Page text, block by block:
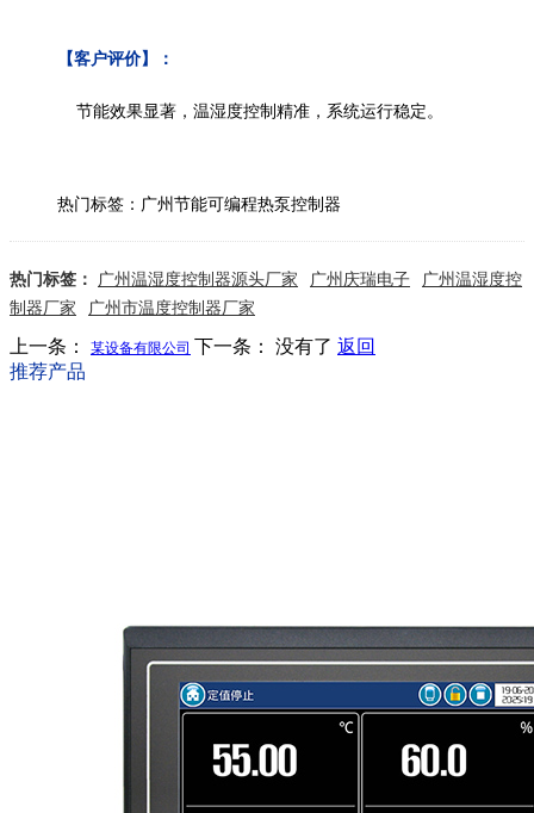
【客户评价】：
节能效果显著，温湿度控制精准，系统运行稳定。
热门标签：广州节能可编程热泵控制器
热门标签： 广州温湿度控制器源头厂家 广州庆瑞电子
广州温湿度控
制器厂家
广州市温度控制器厂家
上一条： 某设备有限公司 下一条： 没有了 返回
推荐产品